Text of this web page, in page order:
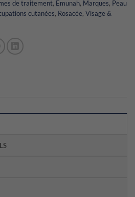
de traitement, Emunah, Marques, Peau
cutanées, Rosacée, Visage &